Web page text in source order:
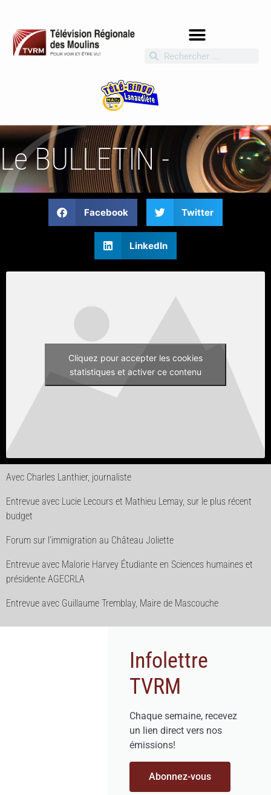
Le BULLETIN -
Facebook Twitter
LinkedIn
Cliquez pour accepter les cookies
statistiques et activer ce contenu
Avec Charles Lanthier, journaliste
Entrevue avec Lucie Lecours et Mathieu Lemay, sur le plus récent
budget
Forum sur l’immigration au Château Joliette
Entrevue avec Malorie Harvey Étudiante en Sciences humaines et
présidente AGECRLA
Entrevue avec Guillaume Tremblay, Maire de Mascouche
Infolettre
TVRM
Chaque semaine, recevez
un lien direct vers nos
émissions!
Abonnez-vous